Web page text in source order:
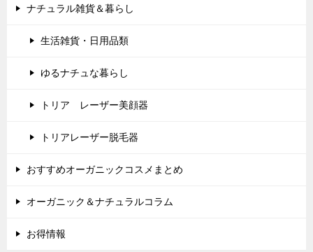
ナチュラル雑貨＆暮らし
生活雑貨・日用品類
ゆるナチュな暮らし
トリア レーザー美顔器
トリアレーザー脱毛器
おすすめオーガニックコスメまとめ
オーガニック＆ナチュラルコラム
お得情報